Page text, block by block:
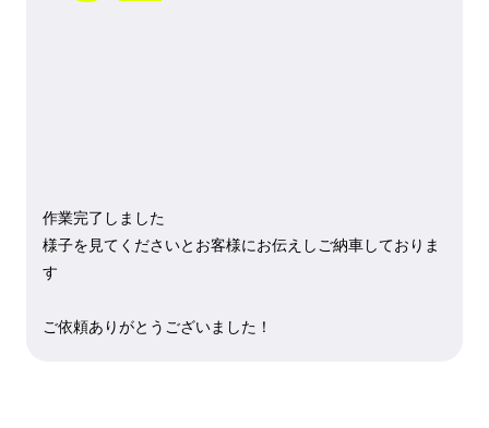
作業完了しました
様子を見てくださいとお客様にお伝えしご納車しておりま
す
ご依頼ありがとうございました！